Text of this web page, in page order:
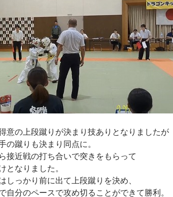
意の上段蹴りが決まり技ありとなりましたが
の蹴りも決まり同点に。
接近戦の打ち合いで突きをもらって
となりました。
しっかり前に出て上段蹴りを決め、
自分のペースで攻め切ることができて勝利。